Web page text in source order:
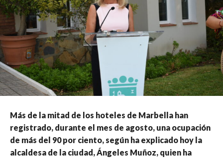
Más de la mitad de los hoteles de Marbella han
registrado, durante el mes de agosto, una ocupación
de más del 90 por ciento, según ha explicado hoy la
alcaldesa de la ciudad, Ángeles Muñoz, quien ha